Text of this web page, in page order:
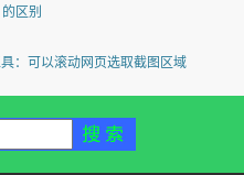
的区别
：可以滚动网页选取截图区域